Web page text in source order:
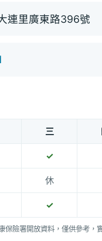
連里廣東路396號
三
✓
休
✓
保險署開放資料，僅供參考，